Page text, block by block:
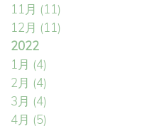
11月 (11)
12月 (11)
2022
1月 (4)
2月 (4)
3月 (4)
4月 (5)